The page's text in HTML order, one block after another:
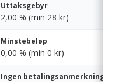
Uttaksgebyr
2,00 % (min 28 kr)
Minstebeløp
0,00 % (min 0 kr)
Ingen betalingsanmerkninger